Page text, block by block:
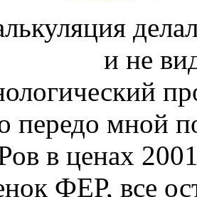
и не
передо мной
в ценах
ФЕР, все